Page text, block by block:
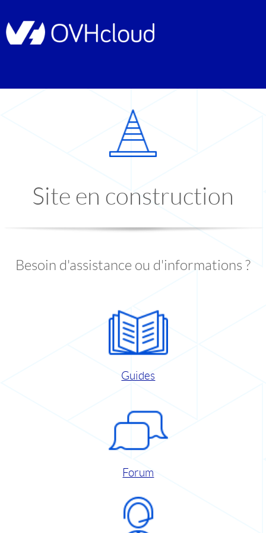
Site en construction
Besoin d'assistance ou d'informations ?
Guides
Forum